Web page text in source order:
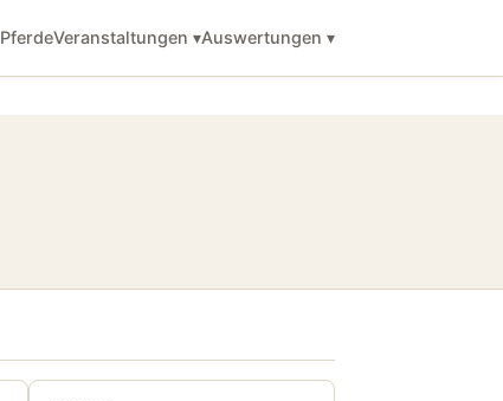
PferdeVeranstaltungen ▾Auswertungen ▾